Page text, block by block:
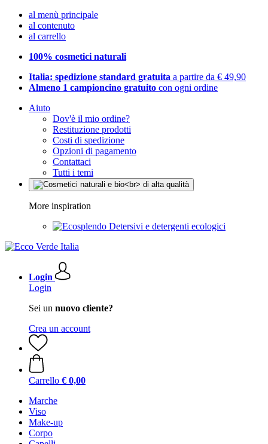
al menù principale
al contenuto
al carrello
100% cosmetici naturali
Italia: spedizione standard gratuita a partire da € 49,90
Almeno 1 campioncino gratuito con ogni ordine
Aiuto
Dov'è il mio ordine?
Restituzione prodotti
Costi di spedizione
Opzioni di pagamento
Contattaci
Tutti i temi
More inspiration
Detersivi e detergenti ecologici
Login
Login
Sei un nuovo cliente?
Crea un account
Carrello € 0,00
Marche
Viso
Make-up
Corpo